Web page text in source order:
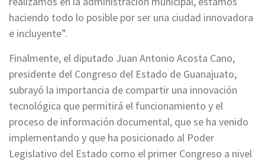
haciendo todo lo posible por ser una ciudad innovadora
e incluyente”.
Finalmente, el diputado Juan Antonio Acosta Cano,
presidente del Congreso del Estado de Guanajuato,
subrayó la importancia de compartir una innovación
tecnológica que permitirá el funcionamiento y el
proceso de información documental, que se ha venido
implementando y que ha posicionado al Poder
Legislativo del Estado como el primer Congreso a nivel